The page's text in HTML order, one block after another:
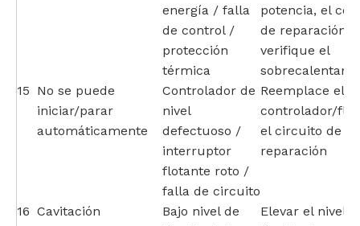
energía / falla
de control /
protección
térmica
potencia, el
de reparación,
verifique el
15 No se puede
iniciar/parar
automáticamente
Controlador de
nivel
defectuoso /
interruptor
flotante roto /
falla de circuito
Reemplace el
controlador/
el circuito de
reparación
16 Cavitación
Bajo nivel de
Elevar el nivel